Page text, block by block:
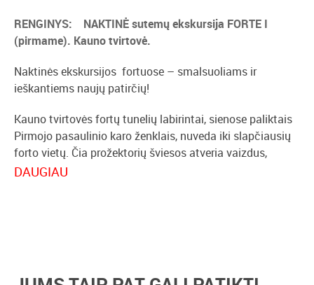
RENGINYS: NAKTINĖ sutemų ekskursija FORTE I
(pirmame). Kauno tvirtovė.
Naktinės ekskursijos fortuose – smalsuoliams ir
ieškantiems naujų patirčių!
Kauno tvirtovės fortų tunelių labirintai, sienose paliktais
Pirmojo pasaulinio karo ženklais, nuveda iki slapčiausių
forto vietų. Čia prožektorių šviesos atveria vaizdus,
vertus užfiksuoti fotografijose ar išsaugoti savo
DAUGIAU